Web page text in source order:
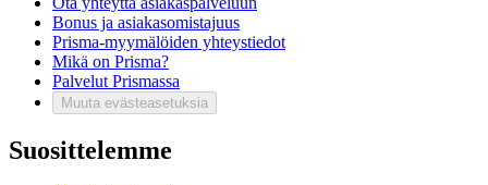
Bonus ja asiakasomistajuus
Prisma-myymälöiden yhteystiedot
Mikä on Prisma?
Palvelut Prismassa
Muuta evästeasetuksia
Suosittelemme